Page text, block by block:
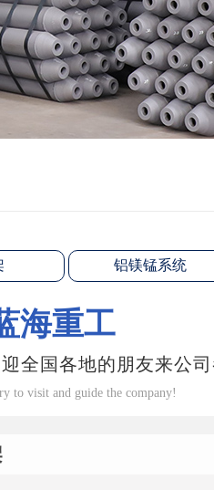
铝镁锰系统
海重工
全国各地的朋友来公司
to visit and guide the company!